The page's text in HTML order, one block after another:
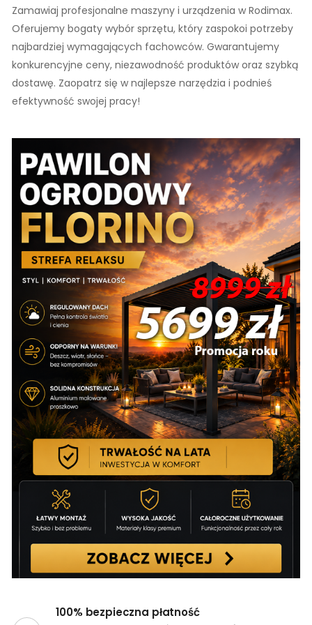
Zamawiaj profesjonalne maszyny i urządzenia w Rodimax.
Oferujemy bogaty wybór sprzętu, który zaspokoi potrzeby
najbardziej wymagających fachowców. Gwarantujemy
konkurencyjne ceny, niezawodność produktów oraz szybką
dostawę. Zaopatrz się w najlepsze narzędzia i podnieś
efektywność swojej pracy!
100% bezpieczna płatność